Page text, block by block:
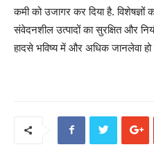
कमी को उजागर कर दिया है.
संवेदनशील उत्पादों का सुरक्षित और
हादसे भविष्य में और अधिक जानलेवा